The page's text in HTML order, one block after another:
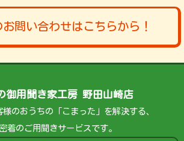
お問い合わせはこちらから！
御用聞き家工房 野田山崎店
のおうちの「こまった」を解決する、
着のご用聞きサービスです。